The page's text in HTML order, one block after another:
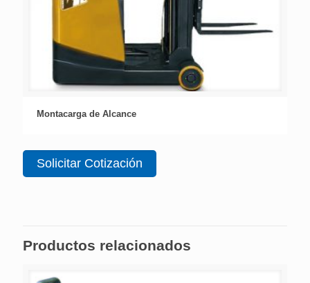
Montacarga de Alcance
Solicitar Cotización
Productos relacionados